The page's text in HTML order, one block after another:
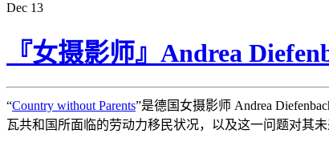
Dec 13
『女摄影师』Andrea
“Country without Parents”是德国女摄影师 Andrea
瓦共和国所面临的劳动力移民状况，以及这一问题对其未